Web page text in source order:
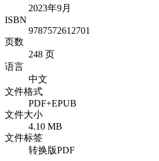
2023年9月
ISBN
9787572612701
页数
248 页
语言
中文
文件格式
PDF+EPUB
文件大小
4.10 MB
文件标签
转换版PDF